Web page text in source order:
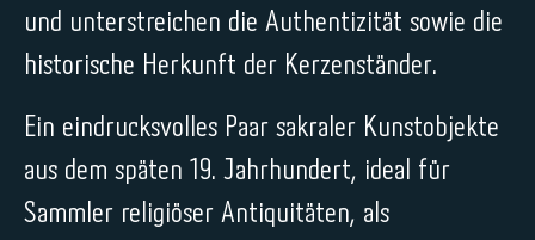
und unterstreichen die Authentizität sowie die
historische Herkunft der Kerzenständer.
Ein eindrucksvolles Paar sakraler Kunstobjekte
aus dem späten 19. Jahrhundert, ideal für
Sammler religiöser Antiquitäten, als